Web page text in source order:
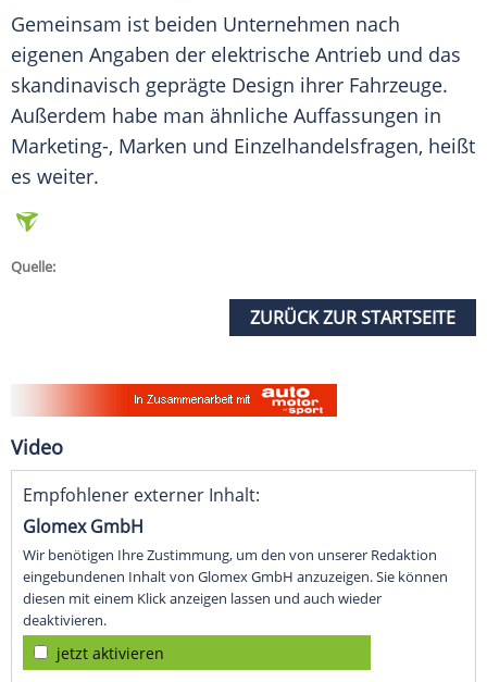
Gemeinsam ist beiden Unternehmen nach
eigenen Angaben der elektrische Antrieb und das
skandinavisch geprägte Design ihrer Fahrzeuge.
Außerdem habe man ähnliche Auffassungen in
Marketing-, Marken und Einzelhandelsfragen, heißt
es weiter.
Quelle:
ZURÜCK ZUR STARTSEITE
Video
Empfohlener externer Inhalt:
Glomex GmbH
Wir benötigen Ihre Zustimmung, um den von unserer Redaktion
eingebundenen Inhalt von Glomex GmbH anzuzeigen. Sie können
diesen mit einem Klick anzeigen lassen und auch wieder
deaktivieren.
jetzt aktivieren